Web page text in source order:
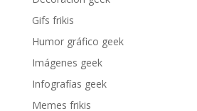
Gifs frikis
Humor gráfico geek
Imágenes geek
Infografías geek
Memes frikis